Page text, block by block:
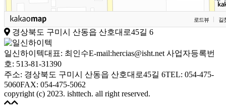
로드뷰 길
경상북도 구미시 산동읍 산호대로45길 6
일신하이텍대표: 최인수E-mail:hercias@isht.net 사업자등록번
호: 513-81-31390
주소: 경상북도 구미시 산동읍 산호대로45길 6TEL: 054-475-
5060FAX: 054-475-5062
copyright (c) 2023. ishttech. all right reserved.